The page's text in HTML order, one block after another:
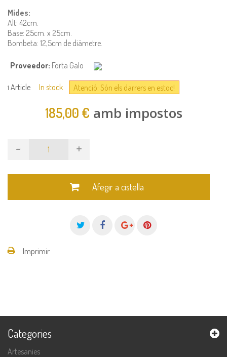
Mides:
Alt: 42cm.
Base: 25cm. x 25cm.
Bombeta: 12,5cm de diàmetre.
Proveedor: Forta Galo
1 Article In stock Atenció: Són els darrers en estoc!
185,00 € amb impostos
- +
Afegir a cistella
Imprimir
Categories
Artesanies